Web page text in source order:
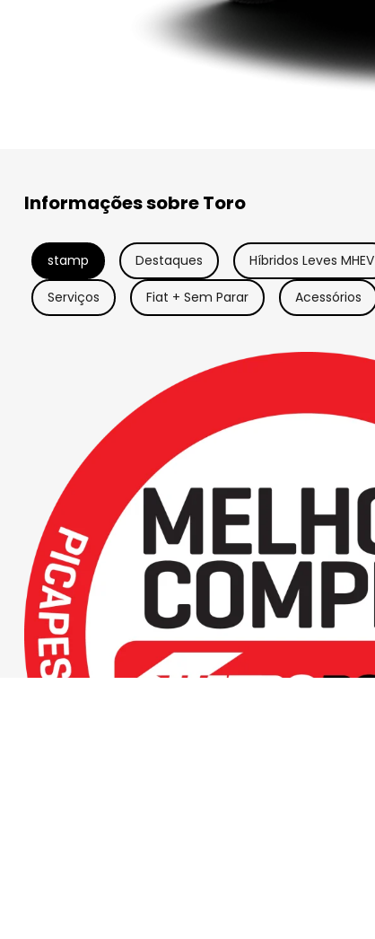
Informações sobre Toro
stamp Destaques Híbridos Leves MHEV
Serviços Fiat + Sem Parar Acessórios